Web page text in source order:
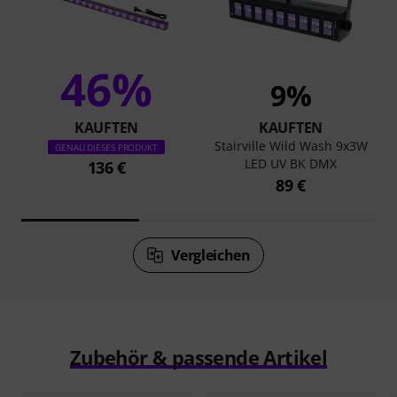
46%
KAUFTEN
GENAU DIESES PRODUKT
136 €
9%
KAUFTEN
Stairville Wild Wash 9x3W
LED UV BK DMX
89 €
Vergleichen
Zubehör & passende Artikel